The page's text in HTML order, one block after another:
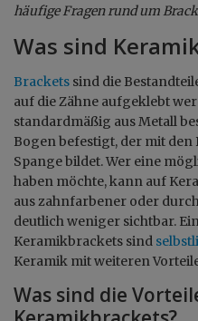
häufige Fragen rund um
Was sind
Brackets sind die
auf die Zähne aufgeklebt
standardmäßig aus Metall
Bogen befestigt, der mit den
Spange bildet. Wer eine
haben möchte, kann auf
aus zahnfarbener oder
deutlich weniger sichtbar.
Keramikbrackets sind
Keramik mit weiteren
Was sind die